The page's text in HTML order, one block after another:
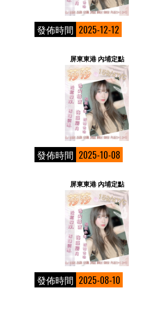
發佈時間 2025-12-12
屏東東港 內埔定點
發佈時間 2025-10-08
屏東東港 內埔定點
發佈時間 2025-08-10